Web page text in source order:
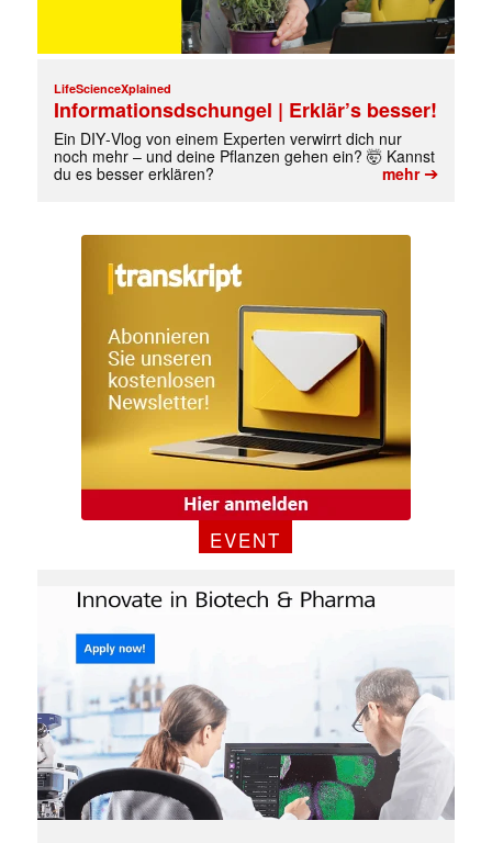
LifeScienceXplained
Informationsdschungel | Erklär’s besser!
Ein DIY‑Vlog von einem Experten verwirrt dich nur
noch mehr – und deine Pflanzen gehen ein? 🤯 Kannst
du es besser erklären?
mehr➔
EVENT